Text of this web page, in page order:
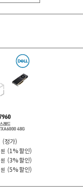
(정가)
원 (1% 할인)
원 (3% 할인)
원 (5% 할인)